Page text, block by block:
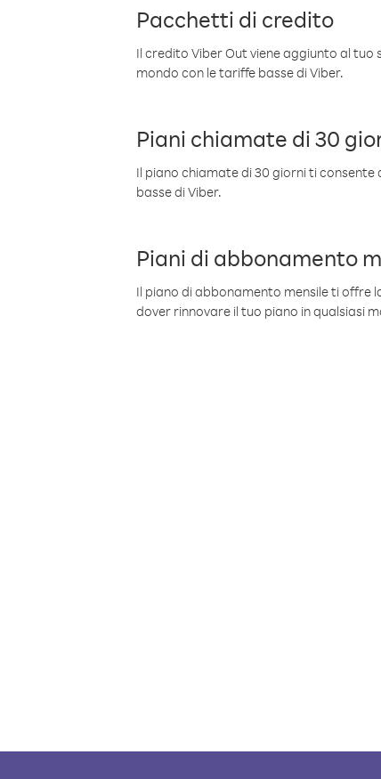
Pacchetti di credito
Il credito Viber Out viene aggiunto al
mondo con le tariffe basse di Viber.
Piani chiamate di 30
Il piano chiamate di 30 giorni ti
basse di Viber.
Piani di abbonamento
Il piano di abbonamento mensile ti offre
dover rinnovare il tuo piano in qualsiasi